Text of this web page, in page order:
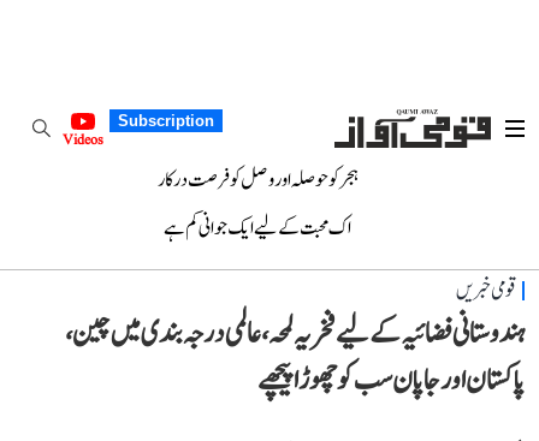
Subscription
Videos
ہجر کو حوصلہ اور وصل کو فرصت درکار
اک محبت کے لیے ایک جوانی کم ہے
قومی خبریں
ہندوستانی فضائیہ کے لیے فخریہ لمحہ، عالمی درجہ بندی میں چین،
پاکستان اور جاپان سب کو چھوڑا پیچھے